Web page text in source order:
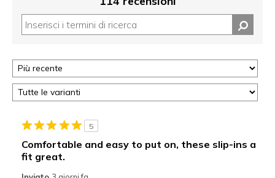
5
Comfortable and easy to put on, these slip-ins a
fit great.